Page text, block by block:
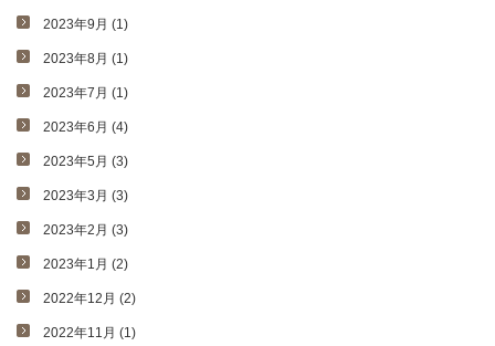
2023年9月 (1)
2023年8月 (1)
2023年7月 (1)
2023年6月 (4)
2023年5月 (3)
2023年3月 (3)
2023年2月 (3)
2023年1月 (2)
2022年12月 (2)
2022年11月 (1)